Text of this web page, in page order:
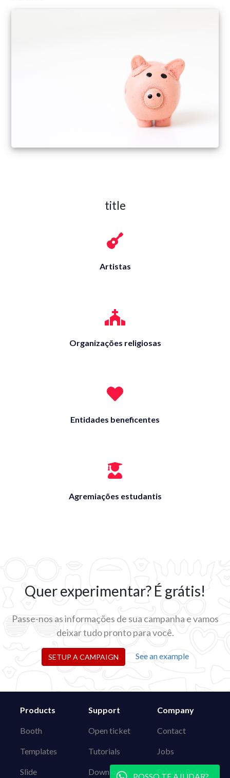
title
Artistas
Organizações religiosas
Entidades beneficentes
Agremiações estudantis
Quer experimentar? É grátis!
Passe-nos as informações de sua campanha e vamos
deixar tudo pronto para você.
SETUP A CAMPAIGN See an example
Products
Booth
Templates
Slide
Support
Open ticket
Tutorials
Download
Company
Contact
Jobs